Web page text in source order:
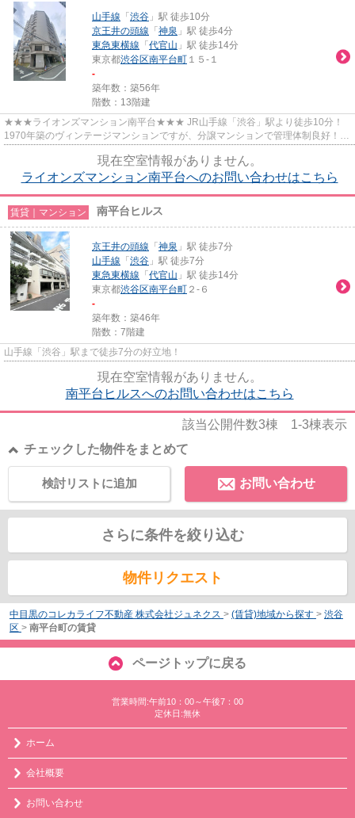
山手線 「 渋谷 」駅 徒歩10分
京王井の頭線 「 神泉 」駅 徒歩4分
東急東横線 「 代官山 」駅 徒歩14分
東京都渋谷区南平台町 １５-１
-
築年数：築56年
階数：13階建
★★★ライオンズマンション南平台★★★ JR山手線「渋谷」駅より徒歩10分！
1970年築のヴィンテージマンションですが、分譲マンションで管理体制良好！
現在空室情報がありません。
ライオンズマンション南平台へのお問い合わせはこちら
賃貸｜マンション 南平台ヒルス
京王井の頭線 「 神泉 」駅 徒歩7分
山手線 「 渋谷 」駅 徒歩7分
東急東横線 「 代官山 」駅 徒歩14分
東京都渋谷区南平台町 ２-６
-
築年数：築46年
階数：7階建
山手線「渋谷」駅まで徒歩7分の好立地！
現在空室情報がありません。
南平台ヒルスへのお問い合わせはこちら
該当公開件数3棟 1-3棟表示
チェックした物件をまとめて
お問い合わせ
検討リストに追加
さらに条件を絞り込む
物件リクエスト
中目黒のコレカライフ不動産 株式会社ジュネクス > (賃貸)地域から探す > 渋谷
区 > 南平台町の賃貸
ページトップに戻る
営業時間:午前10：00～午後7：00
定休日:無休
ホーム
会社概要
お問い合わせ